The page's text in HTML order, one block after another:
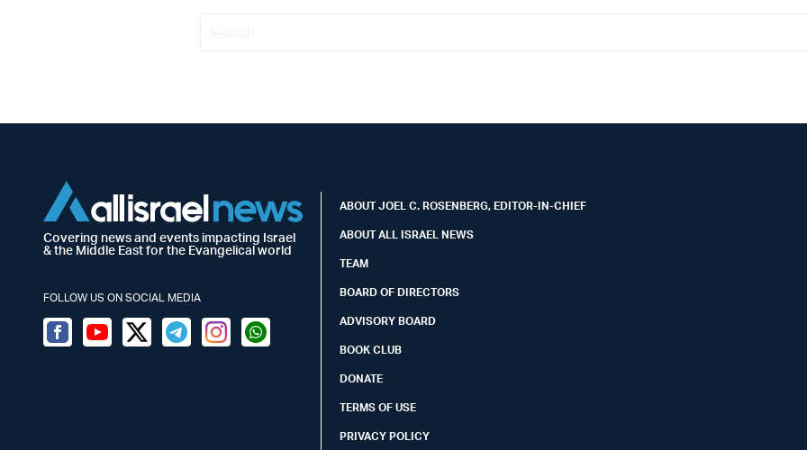
Covering news and events impacting Israel
& the Middle East for the Evangelical world
FOLLOW US ON SOCIAL MEDIA
FacebookYoutubeTwitter (X)TelegramInstagramWhatsapp
ABOUT JOEL C. ROSENBERG, EDITOR-IN-CHIEF
ABOUT ALL ISRAEL NEWS
TEAM
BOARD OF DIRECTORS
ADVISORY BOARD
BOOK CLUB
DONATE
TERMS OF USE
PRIVACY POLICY